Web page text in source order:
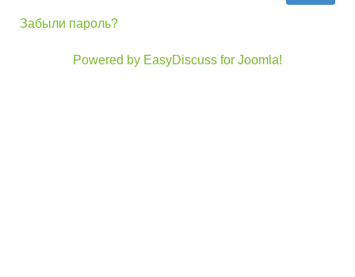
Забыли пароль?
Powered by EasyDiscuss for Joomla!